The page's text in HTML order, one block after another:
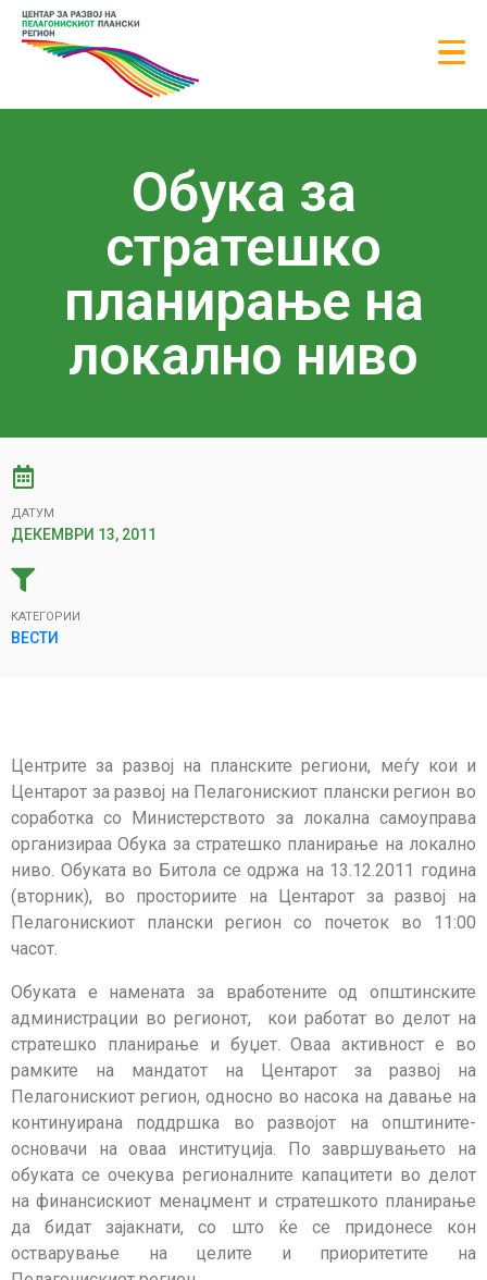
Обука за
стратешко
планирање на
локално ниво
ДАТУМ
ДЕКЕМВРИ 13, 2011
КАТЕГОРИИ
ВЕСТИ
Центрите за развој на планските региони, меѓу кои и
Центарот за развој на Пелагонискиот плански регион во
соработка со Министерството за локална самоуправа
организираа Обука за стратешко планирање на локално
ниво. Обуката во Битола се одржa на 13.12.2011 година
(вторник), во просториите на Центарот за развој на
Пелагонискиот плански регион со почеток во 11:00
часот.
Обуката е намената за вработените од општинските
администрации во регионот, кои работат во делот на
стратешко планирање и буџет. Оваа активност е во
рамките на мандатот на Центарот за развој на
Пелагонискиот регион, односно во насока на давање на
континуирана поддршка во развојот на општините-
основачи на оваа институција. По завршувањето на
обуката се очекува регионалните капацитети во делот
на финансискиот менаџмент и стратешкото планирање
да бидат зајакнати, со што ќе се придонесе кон
остварување на целите и приоритетите на